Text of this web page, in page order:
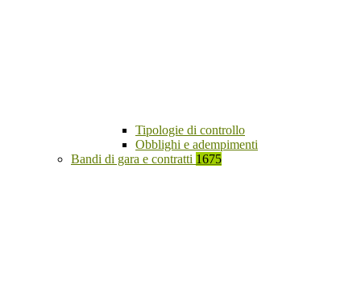
Tipologie di controllo
Obblighi e adempimenti
Bandi di gara e contratti 1675